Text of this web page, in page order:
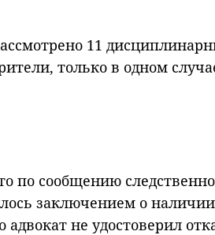
11
только в одном
по сообщению
заключением о наличии
не удостоверил